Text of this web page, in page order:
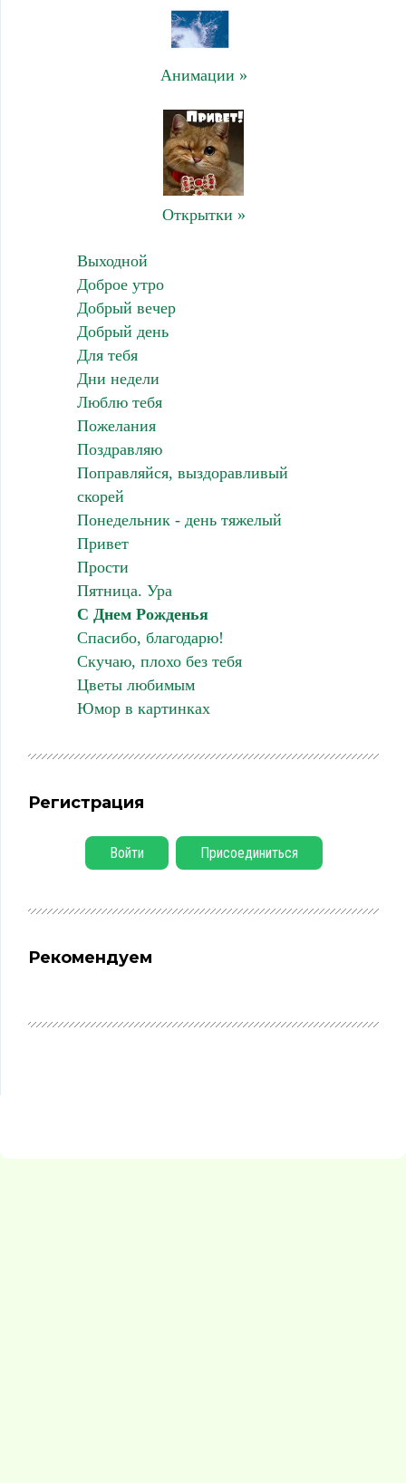
Анимации »
Открытки »
Выходной
Доброе утро
Добрый вечер
Добрый день
Для тебя
Дни недели
Люблю тебя
Пожелания
Поздравляю
Поправляйся, выздоравливый
скорей
Понедельник - день тяжелый
Привет
Прости
Пятница. Ура
С Днем Рожденья
Спасибо, благодарю!
Скучаю, плохо без тебя
Цветы любимым
Юмор в картинках
Регистрация
Войти Присоединиться
Рекомендуем